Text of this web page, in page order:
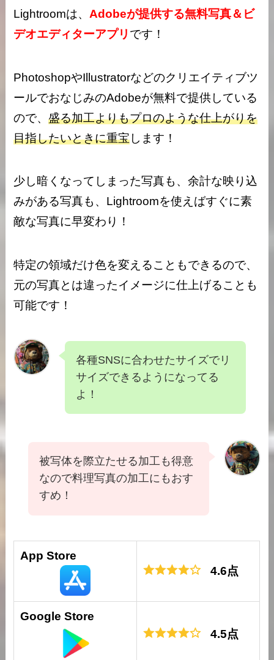
Lightroomは、Adobeが提供する無料写真＆ビ
デオエディターアプリ です！
PhotoshopやIllustratorなどのクリエイティブツ
ールでおなじみのAdobeが無料で提供している
ので、盛る加工よりもプロのような仕上がりを
目指したいときに重宝します！
少し暗くなってしまった写真も、余計な映り込
みがある写真も、Lightroomを使えばすぐに素
敵な写真に早変わり！
特定の領域だけ色を変えることもできるので、
元の写真とは違ったイメージに仕上げることも
可能です！
各種SNSに合わせたサイズでリ
サイズできるようになってる
よ！
被写体を際立たせる加工も得意
なので料理写真の加工にもおす
すめ！
App Store
4.6点
Google Store
4.5点